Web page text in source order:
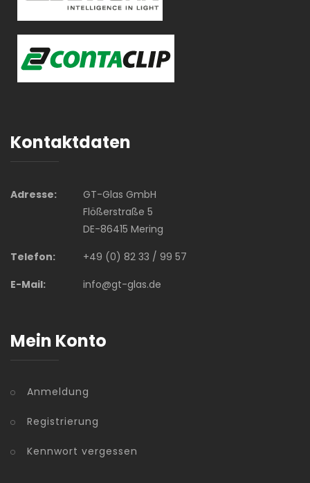
Kontaktdaten
Adresse:
GT-Glas GmbH
Flößerstraße 5
DE-86415 Mering
Telefon:
+49 (0) 82 33 / 99 57
E-Mail:
info@gt-glas.de
Mein Konto
Anmeldung
Registrierung
Kennwort vergessen